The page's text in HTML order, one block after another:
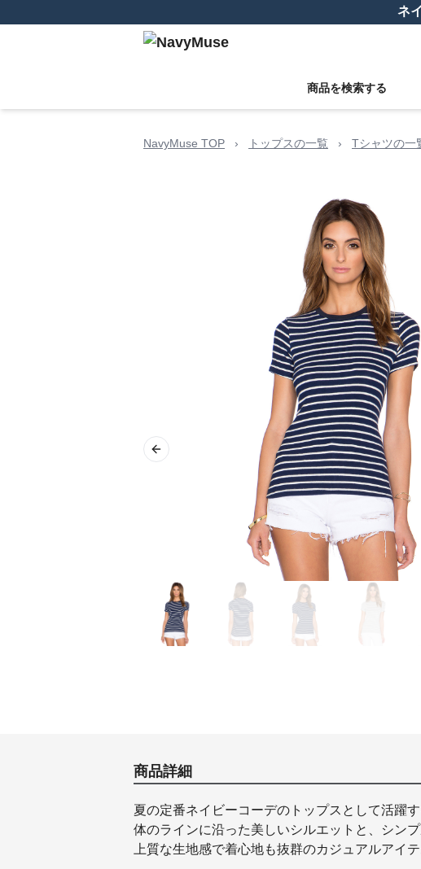
ネ
商品を検索する
NavyMuse TOP › トップスの一覧 › Tシャツの一
Previous slide
商品詳細
夏の定番ネイビーコーデのトップスとして活躍
体のラインに沿った美しいシルエットと、シン
上質な生地感で着心地も抜群のカジュアルアイテ